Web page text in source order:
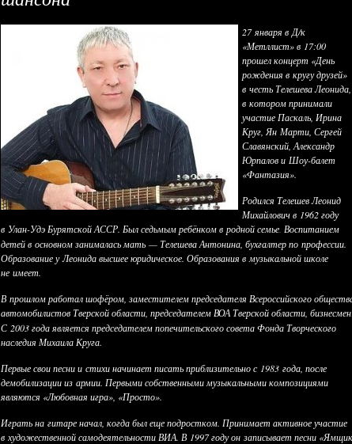
27 января в Д/к
«Метллист» в 17:00
прошел концерт «День
рождения в кругу друзей»
в честь Телешева Леонида,
в котором принимали
участие Паскаль, Ирина
Круг, Ян Марти, Сергей
Славянский, Александр
Юрпалов и Шоу-балет
«Фантазия».
Родился Телешев Леонид
Михайлович в 1962 году
в Улан-Удэ Бурятской АССР. Был седьмым ребёнком в родной семье. Воспитанием
детей в основном занималась мать — Телешева Антонина, бухгалтер по профессии.
Образование у Леонида высшее юридическое. Образования в музыкальной школе
не имеет.
В прошлом работал шофёром, заместителем председателя Всероссийского
автомобилистов Тверской области, председателем ВОА Тверской области, бизнесмен.
С 2003 года является председателем попечительского совета Фонда Творческого
наследия Михаила Круга.
Первые свои песни и стихи начинает писать приблизительно с 1983 года, после
демобилизации из армии. Первыми собственными музыкальными композициями
являются «Любовная игра», «Просто».
Играть на гитаре начал, когда был еще подростком. Принимает активное участие
в художественной самодеятельности ВИА. В 1997 году он записывает песни «Ямщик,